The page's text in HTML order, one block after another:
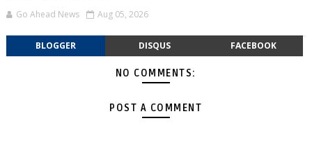
Go Ahead News Aug 05, 2026
BLOGGER DISQUS FACEBOOK
NO COMMENTS:
POST A COMMENT